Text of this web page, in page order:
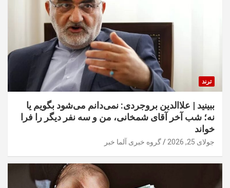
ترند
ببینید | علاالدین بروجردی: نمی‌دانم می‌شود بگویم یا
نه؛ شب آخر آقای شمخانی، من و سه نفر دیگر را فرا
خواند
جولای 25, 2026 گروه خبری آلما خبر